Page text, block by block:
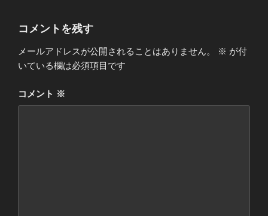
コメントを残す
メールアドレスが公開されることはありません。 ※ が付
いている欄は必須項目です
コメント ※